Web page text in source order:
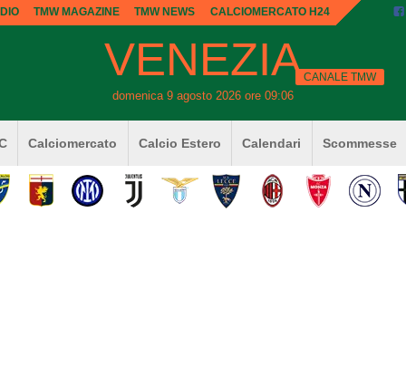
TMW MAGAZINE TMW NEWS CALCIOMERCATO H24
VENEZIA
domenica 9 agosto 2026 ore 09:06
CANALE TMW
Calciomercato Calcio Estero Calendari Scommesse